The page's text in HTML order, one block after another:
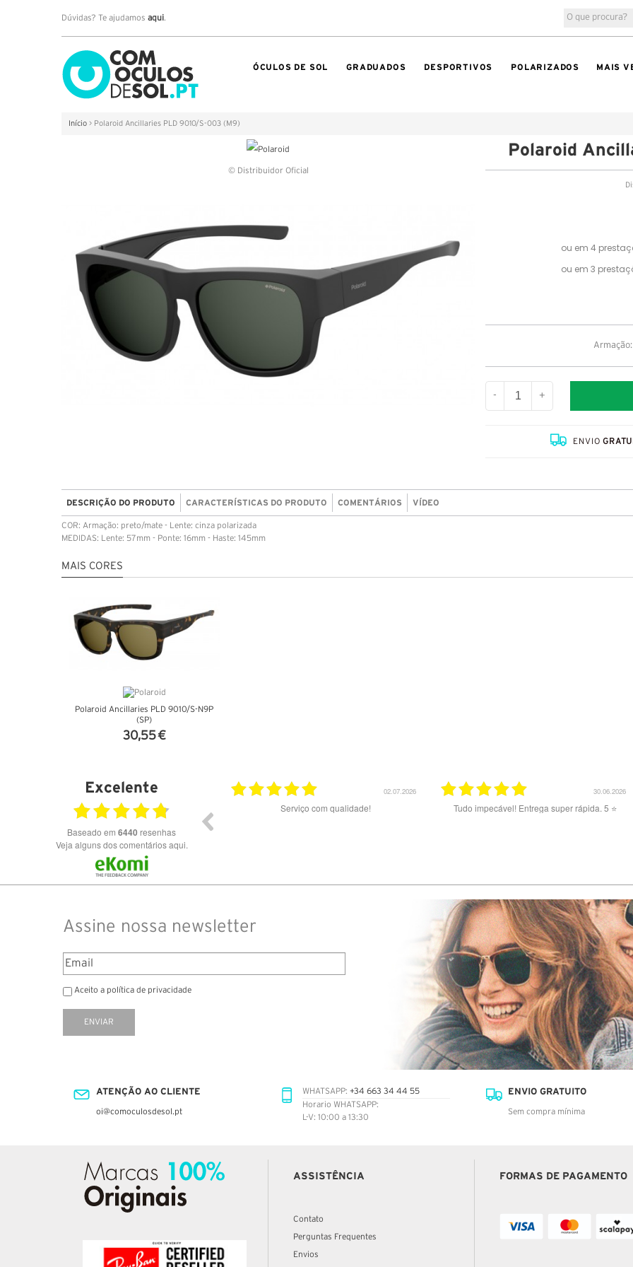
Dúvidas? Te ajudamos aqui.
ÓCULOS DE SOL GRADUADOS DESPORTIVOS POLARIZADOS MAIS
Início > Polaroid Ancillaries PLD 9010/S-003 (M9)
© Distribuidor Oficial
Polaroid
- +
ENVIO
DESCRIÇÃO DO PRODUTO CARACTERÍSTICAS DO PRODUTO COMENTÁRIOS VÍDEO
COR: Armação: preto/mate - Lente: cinza polarizada
MEDIDAS: Lente: 57mm - Ponte: 16mm - Haste: 145mm
MAIS CORES
Polaroid Ancillaries PLD 9010/S-N9P
(SP)
30,55 €
Excelente
Baseado em 6440 resenhas
Veja alguns dos comentários aqui.
Serviço com qualidade!
30.06.2026
Tudo impecável! Entrega super rápida. 5 ⭐️
19.06.2026
Recomendo vivamente! Bons preços, material
Assine nossa newsletter
Aceito a política de privacidade
ENVIAR
ATENÇÃO AO CLIENTE
oi@comoculosdesol.pt
WHATSAPP: +34 663 34 44 55
Horario WHATSAPP:
L-V: 10:00 a 13:30
ENVIO GRATUITO
Sem compra mínima
ASSISTÊNCIA
Contato
Perguntas Frequentes
Envios
FORMAS DE PAGAMENTO